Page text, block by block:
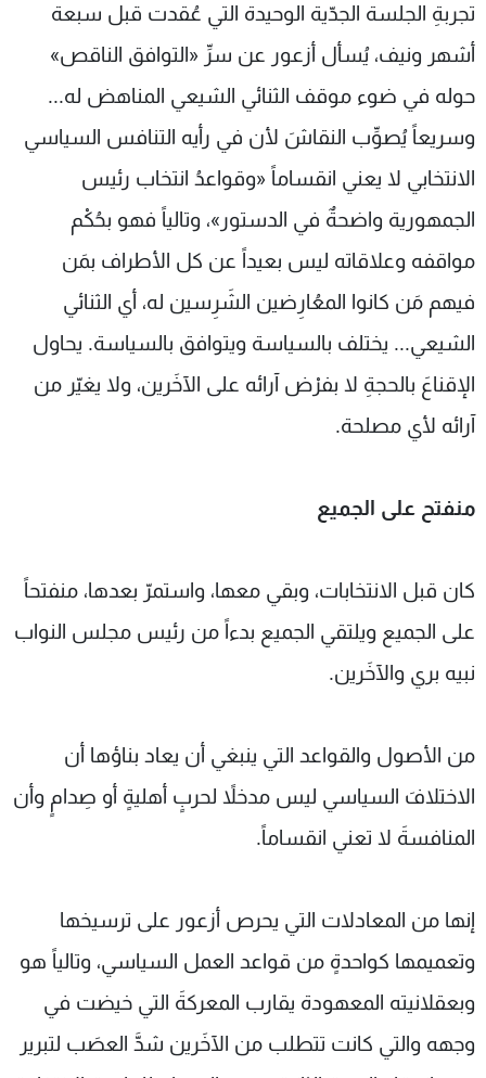
تجربةِ الجلسة الجدّية الوحيدة التي عُقدت قبل سبعة
أشهر ونيف، يُسأل أزعور عن سرِّ «التوافق الناقص»
حوله في ضوء موقف الثنائي الشيعي المناهض له...
وسريعاً يُصوِّب النقاشَ لأن في رأيه التنافس السياسي
الانتخابي لا يعني انقساماً «وقواعدُ انتخاب رئيس
الجمهورية واضحةٌ في الدستور»، وتالياً فهو بحُكْم
مواقفه وعلاقاته ليس بعيداً عن كل الأطراف بمَن
فيهم مَن كانوا المعُارِضين الشَرِسين له، أي الثنائي
الشيعي... يختلف بالسياسة ويتوافق بالسياسة. يحاول
الإقناعَ بالحجةِ لا بفرْض آرائه على الآخَرين، ولا يغيّر من
آرائه لأي مصلحة.
منفتح على الجميع
كان قبل الانتخابات، وبقي معها، واستمرّ بعدها، منفتحاً
على الجميع ويلتقي الجميع بدءاً من رئيس مجلس النواب
نبيه بري والآخَرين.
من الأصول والقواعد التي ينبغي أن يعاد بناؤها أن
الاختلافَ السياسي ليس مدخلاً لحربٍ أهليةٍ أو صِدامٍ وأن
المنافسةَ لا تعني انقساماً.
إنها من المعادلات التي يحرص أزعور على ترسيخها
وتعميمها كواحدةٍ من قواعد العمل السياسي، وتالياً هو
وبعقلانيته المعهودة يقارب المعركةَ التي خيضت في
وجهه والتي كانت تتطلب من الآخَرين شدَّ العصَب لتبرير